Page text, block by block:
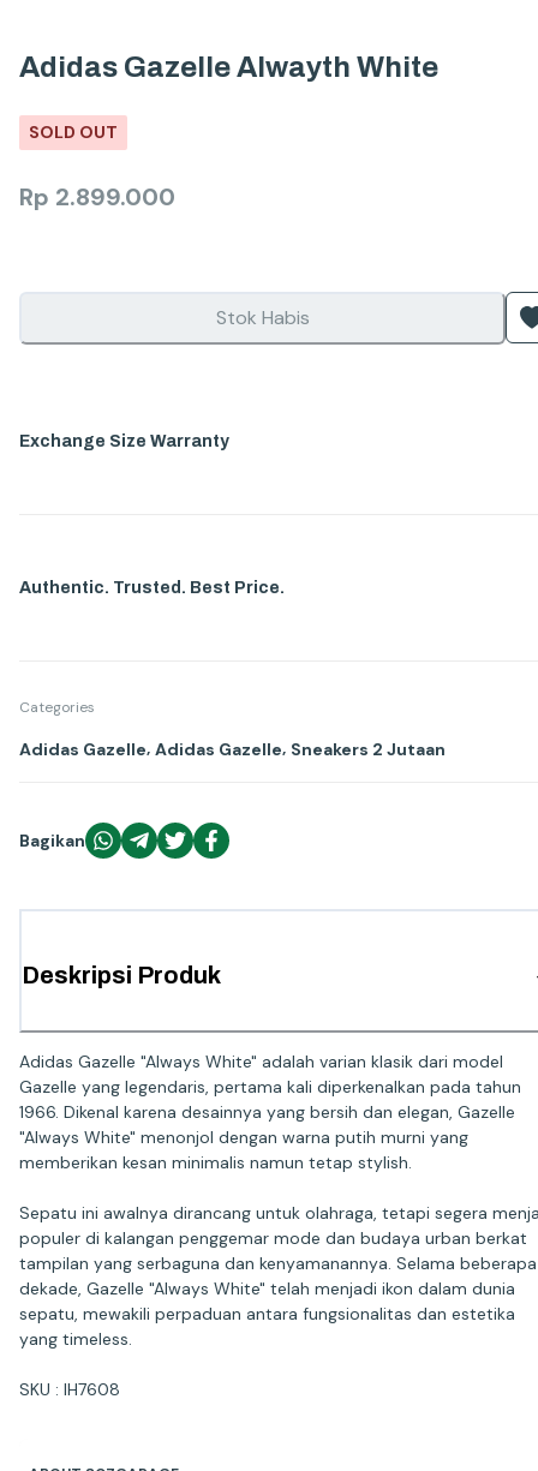
Adidas Gazelle Alwayth White
SOLD OUT
Rp 2.899.000
Stok Habis
Exchange Size Warranty
Authentic. Trusted. Best Price.
Categories
Adidas Gazelle Adidas Gazelle Sneakers 2 Jutaan
Bagikan
Deskripsi Produk
Adidas Gazelle "Always White" adalah varian klasik dari model
Gazelle yang legendaris, pertama kali diperkenalkan pada tahun
1966. Dikenal karena desainnya yang bersih dan elegan, Gazelle
"Always White" menonjol dengan warna putih murni yang
memberikan kesan minimalis namun tetap stylish.
Sepatu ini awalnya dirancang untuk olahraga, tetapi segera
populer di kalangan penggemar mode dan budaya urban berkat
tampilan yang serbaguna dan kenyamanannya. Selama beberapa
dekade, Gazelle "Always White" telah menjadi ikon dalam dunia
sepatu, mewakili perpaduan antara fungsionalitas dan estetika
yang timeless.
SKU : IH7608